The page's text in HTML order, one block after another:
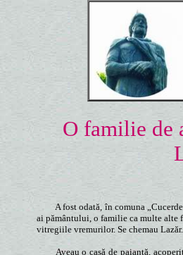
O familie de
A fost odată, în comuna
ai pământului, o familie ca multe alte
vitregiile vremurilor. Se chemau Lazăr.
Aveau o casă de paiantă,